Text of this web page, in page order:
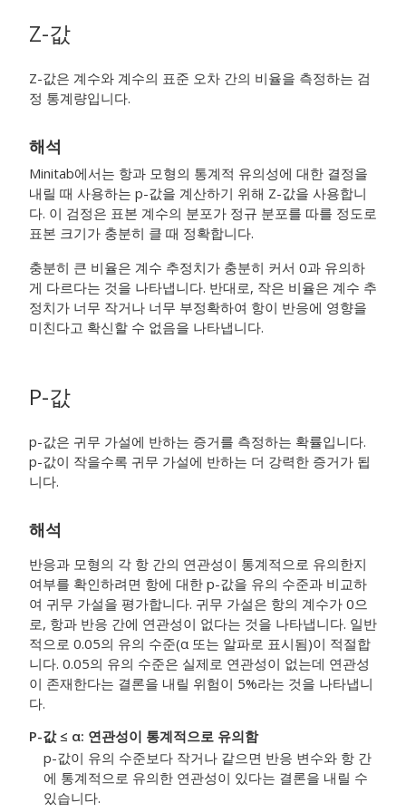
Z-값
Z-값은 계수와 계수의 표준 오차 간의 비율을 측정하는 검
정 통계량입니다.
해석
Minitab에서는 항과 모형의 통계적 유의성에 대한 결정을
내릴 때 사용하는 p-값을 계산하기 위해 Z-값을 사용합니
다. 이 검정은 표본 계수의 분포가 정규 분포를 따를 정도로
표본 크기가 충분히 클 때 정확합니다.
충분히 큰 비율은 계수 추정치가 충분히 커서 0과 유의하
게 다르다는 것을 나타냅니다. 반대로, 작은 비율은 계수 추
정치가 너무 작거나 너무 부정확하여 항이 반응에 영향을
미친다고 확신할 수 없음을 나타냅니다.
P-값
p-값은 귀무 가설에 반하는 증거를 측정하는 확률입니다.
p-값이 작을수록 귀무 가설에 반하는 더 강력한 증거가 됩
니다.
해석
반응과 모형의 각 항 간의 연관성이 통계적으로 유의한지
여부를 확인하려면 항에 대한 p-값을 유의 수준과 비교하
여 귀무 가설을 평가합니다. 귀무 가설은 항의 계수가 0으
로, 항과 반응 간에 연관성이 없다는 것을 나타냅니다. 일반
적으로 0.05의 유의 수준(α 또는 알파로 표시됨)이 적절합
니다. 0.05의 유의 수준은 실제로 연관성이 없는데 연관성
이 존재한다는 결론을 내릴 위험이 5%라는 것을 나타냅니
다.
P-값 ≤ α: 연관성이 통계적으로 유의함
p-값이 유의 수준보다 작거나 같으면 반응 변수와 항 간
에 통계적으로 유의한 연관성이 있다는 결론을 내릴 수
있습니다.